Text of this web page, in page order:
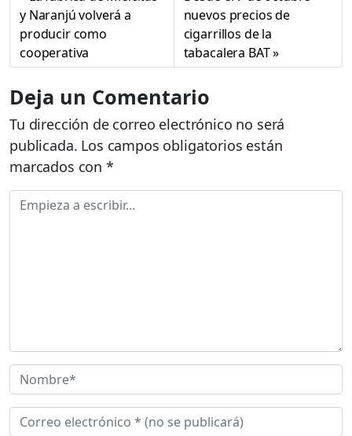
y Naranjú volverá a
producir como
cooperativa
nuevos precios de
cigarrillos de la
tabacalera BAT
Deja un Comentario
Tu dirección de correo electrónico no será
publicada. Los campos obligatorios están
marcados con *